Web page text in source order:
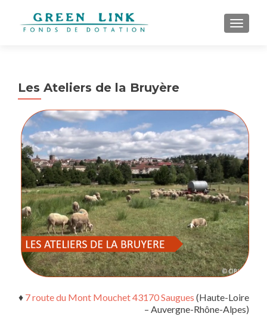
Les Ateliers de la Bruyère
♦ 7 route du Mont Mouchet 43170 Saugues (Haute-Loire
– Auvergne-Rhône-Alpes)